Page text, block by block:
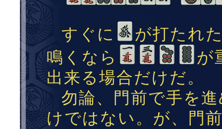
すぐに
が打たれ
鳴くなら
が
出来る場合だけだ。
勿論、門前で手を
けではない。が、門